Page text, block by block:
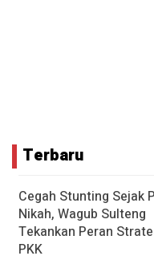
Terbaru
Cegah Stunting Sejak
Nikah, Wagub Sulteng
Tekankan Peran
PKK